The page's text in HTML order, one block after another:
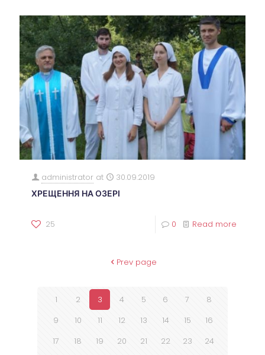
administrator at 30.09.2019
ХРЕЩЕННЯ НА ОЗЕРІ
25 0 Read more
Prev page
1 2 3 4 5 6 7
8
9
10 11 12 13 14 15
16
17
18 19 20 21 22 23
24